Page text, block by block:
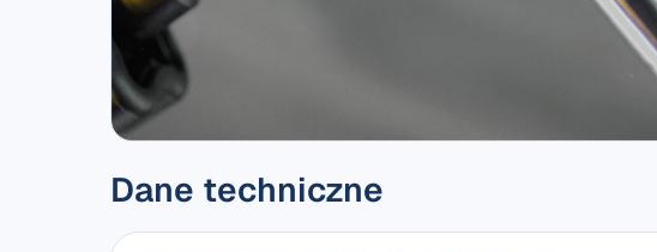
Dane techniczne